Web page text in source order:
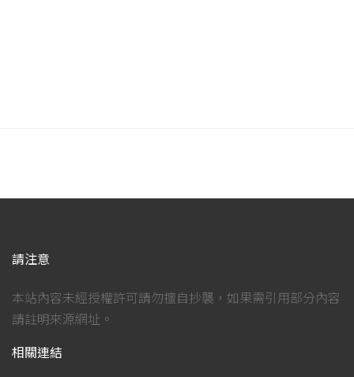
請注意
本站內容未經授權許可請勿擅自抄襲，如果需引用部分內容
請註明來源網址。
相關連結